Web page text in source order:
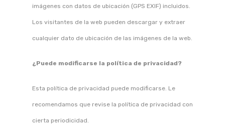
imágenes con datos de ubicación (GPS EXIF) incluidos.
Los visitantes de la web pueden descargar y extraer
cualquier dato de ubicación de las imágenes de la web.
¿Puede modificarse la política de privacidad?
Esta política de privacidad puede modificarse. Le
recomendamos que revise la política de privacidad con
cierta periodicidad.